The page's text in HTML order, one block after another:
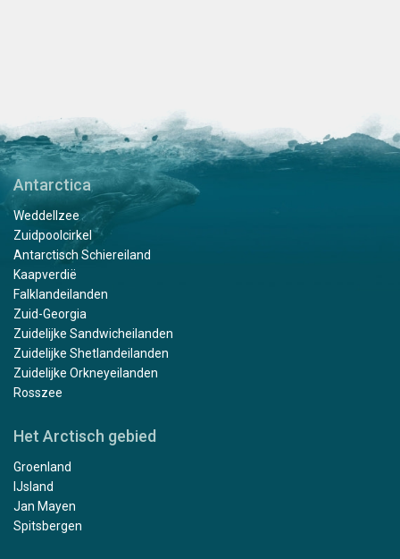
Antarctica
Weddellzee
Zuidpoolcirkel
Antarctisch Schiereiland
Kaapverdië
Falklandeilanden
Zuid-Georgia
Zuidelijke Sandwicheilanden
Zuidelijke Shetlandeilanden
Zuidelijke Orkneyeilanden
Rosszee
Het Arctisch gebied
Groenland
IJsland
Jan Mayen
Spitsbergen